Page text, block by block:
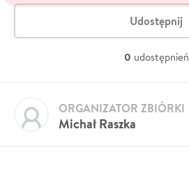
Udostępnij
0 udostępnień
Michał Raszka
ORGANIZATOR ZBIÓRKI